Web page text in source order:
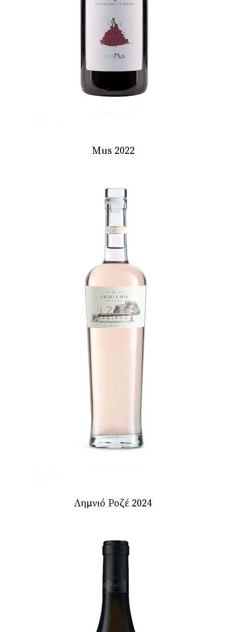
Mus 2022
Λημνιό Ροζέ 2024